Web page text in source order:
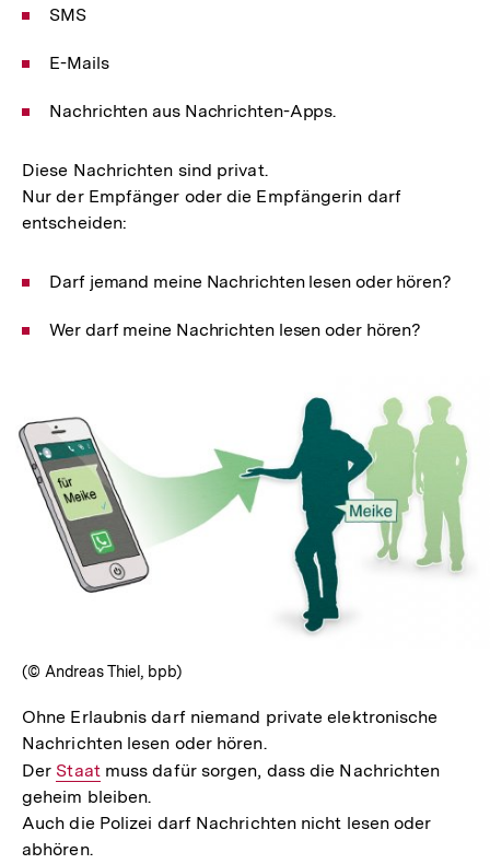
SMS
E-Mails
Nachrichten aus Nachrichten-Apps.
Diese Nachrichten sind privat.
Nur der Empfänger oder die Empfängerin darf
entscheiden:
Darf jemand meine Nachrichten lesen oder hören?
Wer darf meine Nachrichten lesen oder hören?
(© Andreas Thiel, bpb)
Ohne Erlaubnis darf niemand private elektronische
Nachrichten lesen oder hören.
Der Interner
Link:
Staatmuss dafür sorgen, dass die Nachrichten
geheim bleiben.
Auch die Polizei darf Nachrichten nicht lesen oder
abhören.